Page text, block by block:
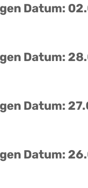
Datum:
Datum:
Datum:
Datum: